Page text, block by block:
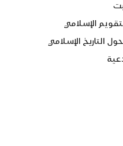
الإسلامي
التاريخ الإسلامي